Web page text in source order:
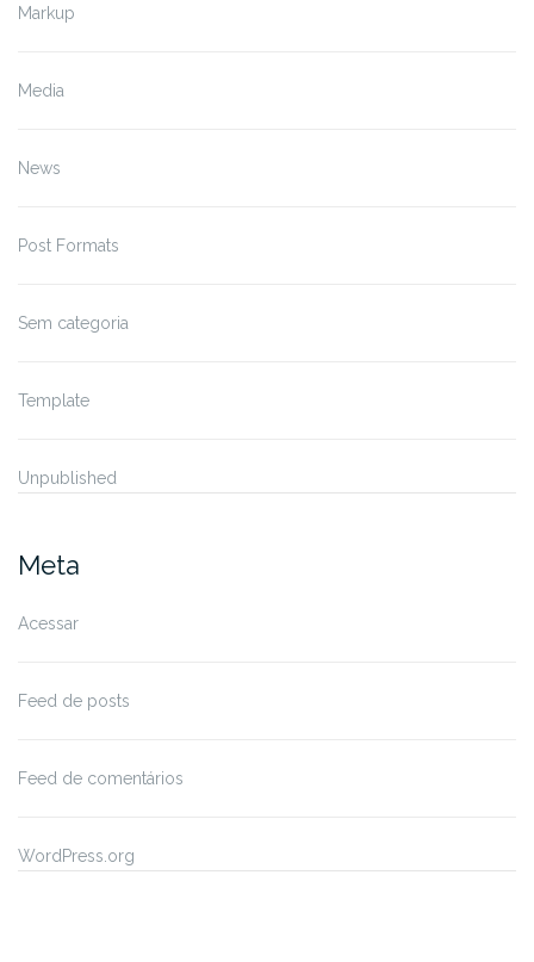
Markup
Media
News
Post Formats
Sem categoria
Template
Unpublished
Meta
Acessar
Feed de posts
Feed de comentários
WordPress.org